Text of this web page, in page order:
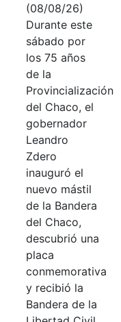
(08/08/26)
Durante este
sábado por
los 75 años
de la
Provincialización
del Chaco, el
gobernador
Leandro
Zdero
inauguró el
nuevo mástil
de la Bandera
del Chaco,
descubrió una
placa
conmemorativa
y recibió la
Bandera de la